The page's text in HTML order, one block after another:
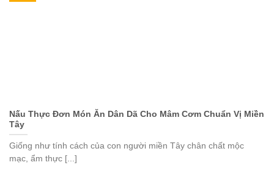
Nấu Thực Đơn Món Ăn Dân Dã Cho Mâm Cơm Chuẩn Vị Miền
Tây
Giống như tính cách của con người miền Tây chân chất mộc
mạc, ẩm thực [...]